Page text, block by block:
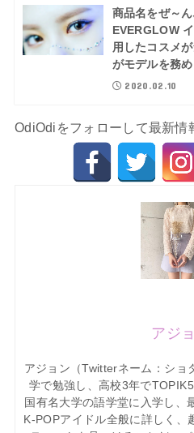
商品名をぜ～
EVERGLOW
用したコスメ
がモデルを務
2020.02.10
OdiOdiをフォローして最新情
アジ
アジョン（Twitterネーム：シ
学で勉強し、高校3年で
国有名大学の語学堂に入学し、
K-POPアイドル全般に詳しく、